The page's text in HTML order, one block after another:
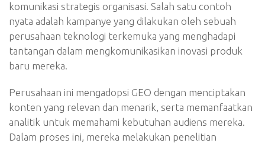
komunikasi strategis organisasi. Salah satu contoh
nyata adalah kampanye yang dilakukan oleh sebuah
perusahaan teknologi terkemuka yang menghadapi
tantangan dalam mengkomunikasikan inovasi produk
baru mereka.
Perusahaan ini mengadopsi GEO dengan menciptakan
konten yang relevan dan menarik, serta memanfaatkan
analitik untuk memahami kebutuhan audiens mereka.
Dalam proses ini, mereka melakukan penelitian